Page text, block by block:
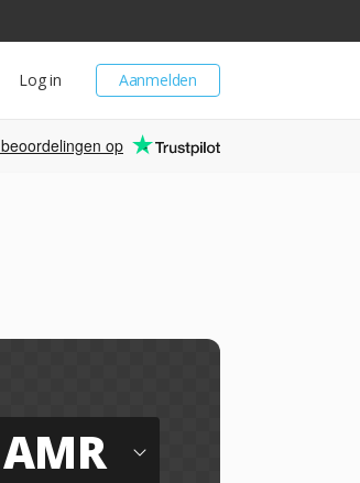
Aanmelden
Log in
beoordelingen op
AMR